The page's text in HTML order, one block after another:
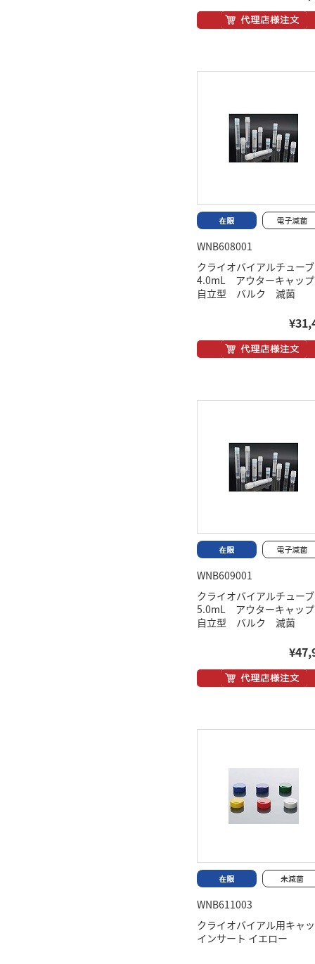
WNB608001
クライオバイアルチュ
4.0mL アウターキャ
自立型 バルク 滅菌
WNB609001
クライオバイアルチュ
5.0mL アウターキャ
自立型 バルク 滅菌
WNB611003
クライオバイアル用キャ
インサート イエロー